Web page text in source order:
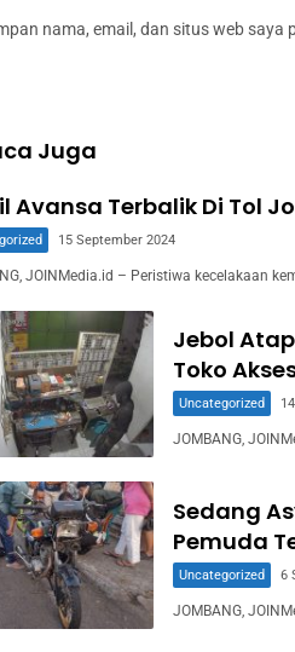
nama, email, dan situs web
Juga
Avansa Terbalik Di Tol
15 September 2024
JOINMedia.id – Peristiwa kecelakaan
Jebol
Toko
Uncategorized
JOMBANG,
Sedang
Pemuda
Uncategorized 6
JOMBANG,